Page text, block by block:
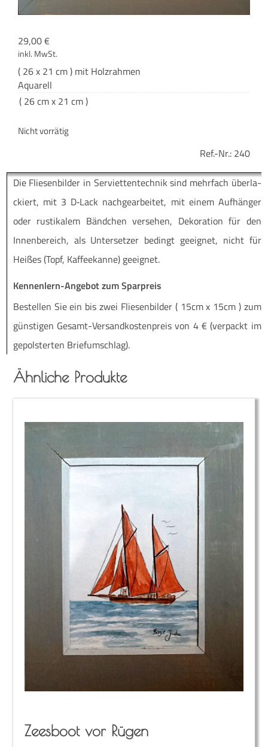
29,00€
inkl. MwSt.
( 26 x 21 cm ) mit Holzrahmen
Aquarell
( 26 cm x 21 cm )
Nicht vorrätig
Ref.-Nr.: 240
Ähnliche Produkte
Zees­boot vor Rügen
Die Flie­sen­bil­der in Ser­vi­et­ten­tech­nik sind mehr­fach über­la­
ckiert, mit 3 D‑Lack nach­ge­ar­bei­tet, mit einem Auf­hän­ger
oder rus­ti­ka­lem Bänd­chen ver­se­hen, Deko­ra­ti­on für den
Innen­be­reich, als Unter­set­zer bedingt geeig­net, nicht für
Hei­ßes (Topf, Kaf­fee­kan­ne) geeignet.
Kennenlern-Angebot zum Sparpreis
Be­stel­len Sie ein bis zwei Flie­sen­bil­der ( 15cm x 15cm ) zum
güns­ti­gen Ge­­samt-Ver­­­san­d­­kos­­ten­­preis von 4 € (ver­packt im
ge­pols­ter­ten Briefumschlag).